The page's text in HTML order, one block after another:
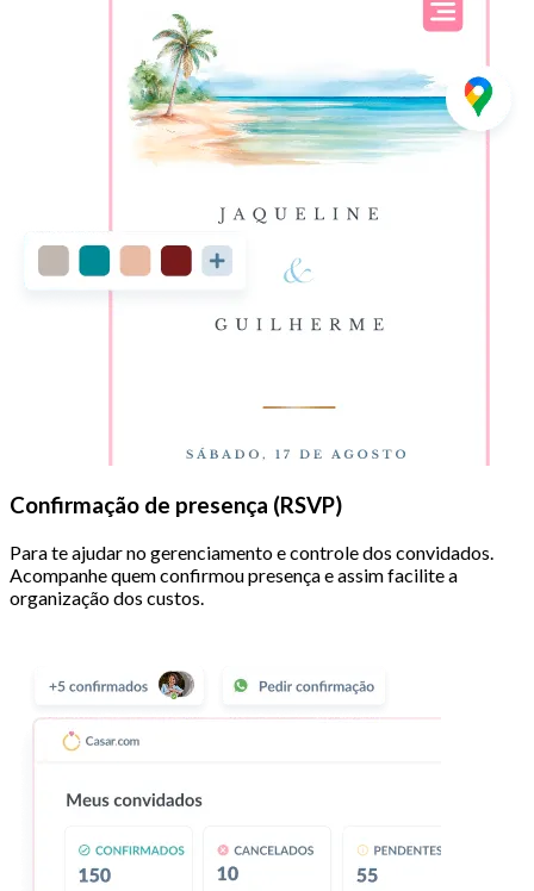
Confirmação de presença (RSVP)
Para te ajudar no gerenciamento e controle dos convidados.
Acompanhe quem confirmou presença e assim facilite a
organização dos custos.